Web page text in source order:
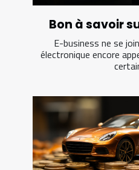
Bon à savoir
E-business ne se
électronique encore